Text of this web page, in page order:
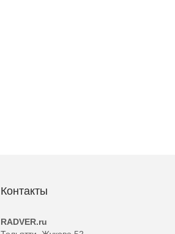
Контакты
RADVER.ru